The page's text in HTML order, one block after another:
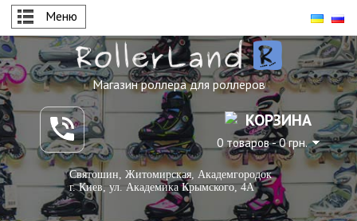
Меню
Магазин роллера для роллеров
КОРЗИНА
0 товаров - 0 грн.
Святошин, Житомирская, Академгородок
г. Киев, ул. Академика Крымского, 4А